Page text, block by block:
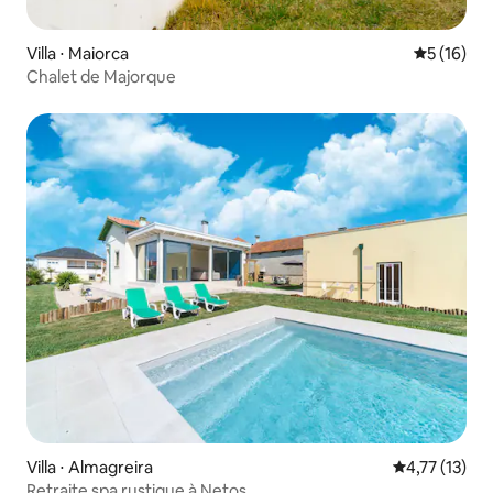
Villa ⋅ Maiorca
5 (16)
Chalet de Majorque
Villa ⋅ Almagreira Évaluation
4,77 (13)